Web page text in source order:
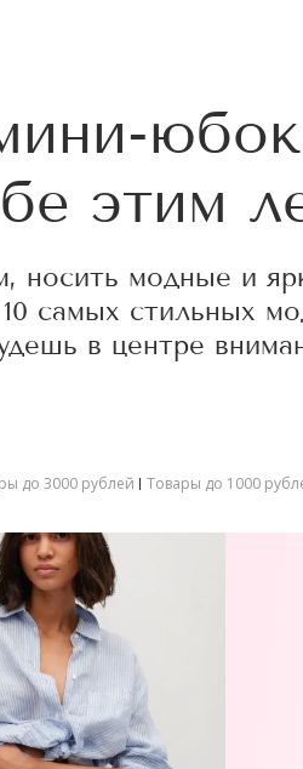
этим
носить модные и
самых стильных
в центре
до 3000 рублей Товары до 1000